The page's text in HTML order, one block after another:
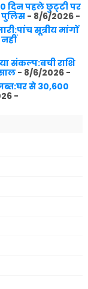
दिन पहले छुट्‌टी पर
पुलिस- 8/6/2026-
सूत्रीय मांगों
संकल्प:बची राशि
- 8/6/2026-
से 30,600
-